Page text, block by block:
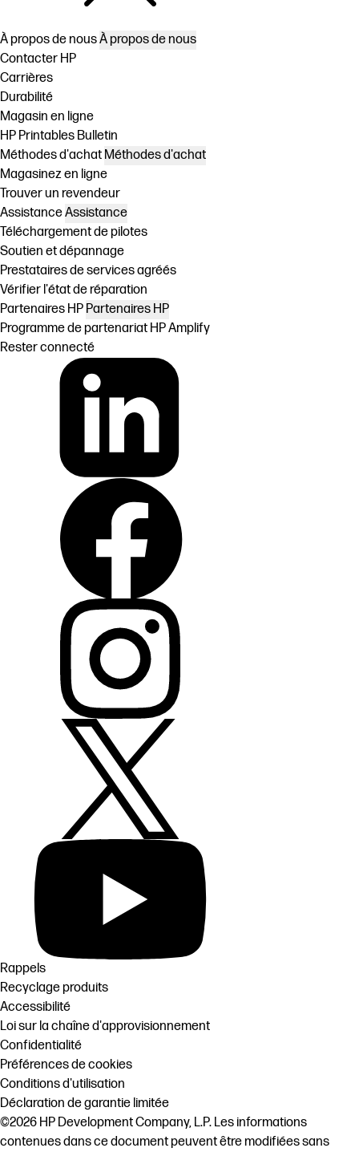
À propos de nousÀ propos de nous
Contacter HP
Carrières
Durabilité
Magasin en ligne
HP Printables Bulletin
Méthodes d'achat Méthodes d'achat
Magasinez en ligne
Trouver un revendeur
AssistanceAssistance
Téléchargement de pilotes
Soutien et dépannage
Prestataires de services agréés
Vérifier l'état de réparation
Partenaires HP Partenaires HP
Programme de partenariat HP Amplify
Rester connecté
Rappels
Recyclage produits
Accessibilité
Loi sur la chaîne d'approvisionnement
Confidentialité
Préférences de cookies
Conditions d'utilisation
Déclaration de garantie limitée
©2026 HP Development Company, L.P. Les informations
contenues dans ce document peuvent être modifiées sans